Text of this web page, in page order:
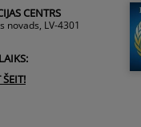
CENTRS
novads, LV-4301